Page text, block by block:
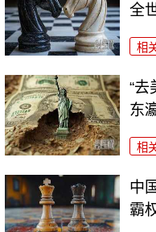
全
相
“去
东
相
中
霸